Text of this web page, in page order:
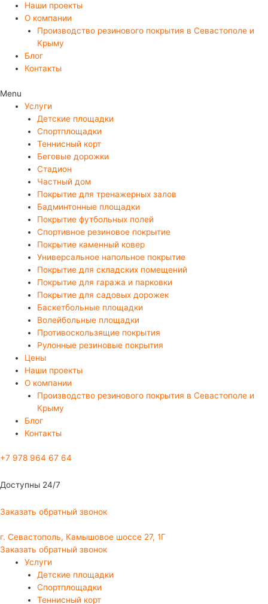
Наши проекты
О компании
Производство резинового покрытия в Севастополе и
Крыму
Блог
Контакты
Menu
Услуги
Детские площадки
Спортплощадки
Теннисный корт
Беговые дорожки
Стадион
Частный дом
Покрытие для тренажерных залов
Бадминтонные площадки
Покрытие футбольных полей
Спортивное резиновое покрытие
Покрытие каменный ковер
Универсальное напольное покрытие
Покрытие для складских помещений
Покрытие для гаража и парковки
Покрытие для садовых дорожек
Баскетбольные площадки
Волейбольные площадки
Противоскользящие покрытия
Рулонные резиновые покрытия
Цены
Наши проекты
О компании
Производство резинового покрытия в Севастополе и
Крыму
Блог
Контакты
+7 978 964 67 64
Доступны 24/7
Заказать обратный звонок
г. Севастополь, Камышовое шоссе 27, 1Г
Заказать обратный звонок
Услуги
Детские площадки
Спортплощадки
Теннисный корт